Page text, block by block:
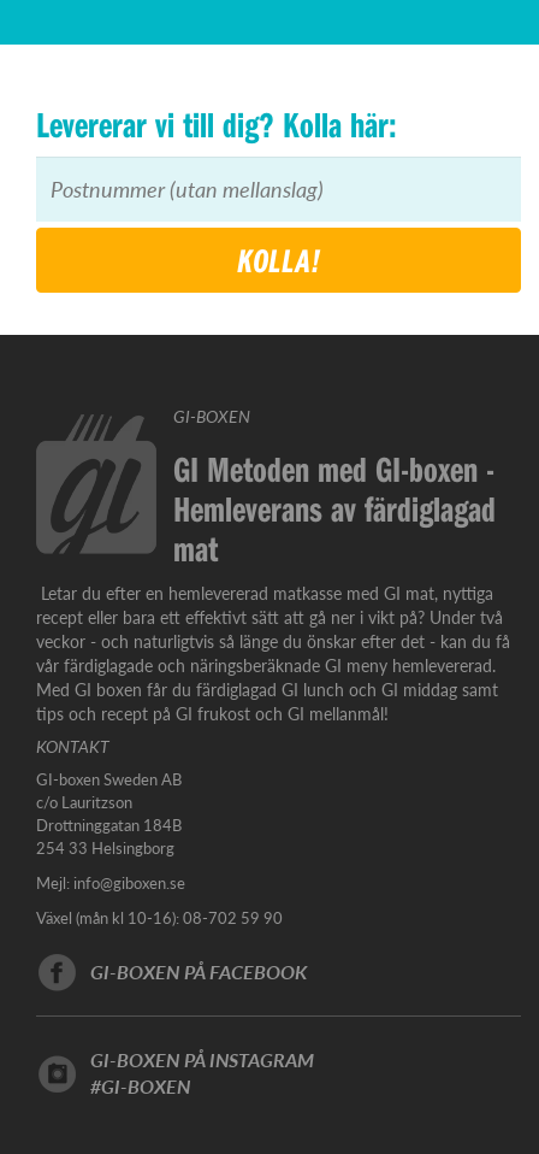
Levererar vi till dig? Kolla här:
KOLLA!
GI-BOXEN
GI Metoden med GI-boxen -
Hemleverans av färdiglagad
mat
Letar du efter en hemlevererad matkasse med GI mat, nyttiga
recept eller bara ett effektivt sätt att gå ner i vikt på? Under två
veckor - och naturligtvis så länge du önskar efter det - kan du få
vår färdiglagade och näringsberäknade GI meny hemlevererad.
Med GI boxen får du färdiglagad GI lunch och GI middag samt
tips och recept på GI frukost och GI mellanmål!
KONTAKT
GI-boxen Sweden AB
c/o Lauritzson
Drottninggatan 184B
254 33 Helsingborg
Mejl: info@giboxen.se
Växel (mån kl 10-16): 08-702 59 90
GI-BOXEN PÅ FACEBOOK
GI-BOXEN PÅ INSTAGRAM
#GI-BOXEN